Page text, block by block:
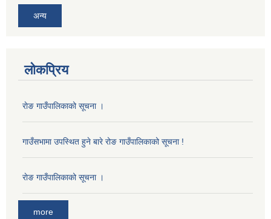
अन्य
लोकप्रिय
राेङ गाउँपालिकाको सूचना ।
गाउँसभामा उपस्थित हुने बारे रोङ गाउँपालिकाको सूचना !
राेङ गाउँपालिकाको सूचना ।
more